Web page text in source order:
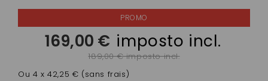
169,00 € imposto incl.
189,00 € imposto incl.
Ou 4 x 42,25 € (sans frais)